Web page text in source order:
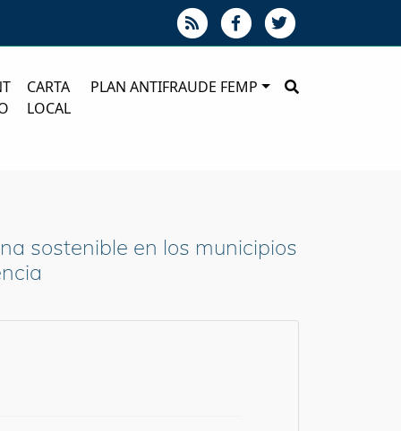
CARTA
LOCAL
PLAN ANTIFRAUDE FEMP
sostenible en los municipios